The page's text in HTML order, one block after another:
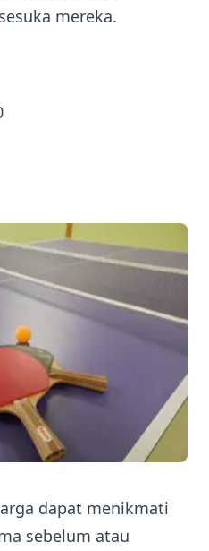
mereka.
dapat menikmati
sebelum atau